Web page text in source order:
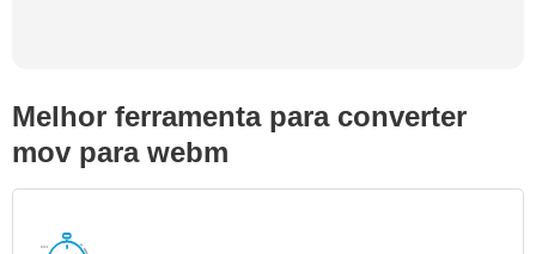
Melhor ferramenta para converter
mov para webm